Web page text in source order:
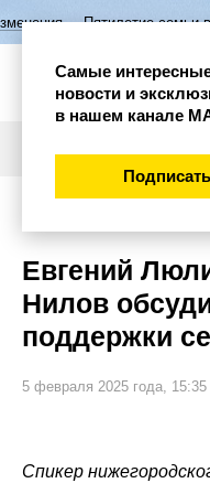
семьи в Нижегородской
Евгений
Нилов
поддержки
5 февраля 2025 года, 15:35
Спикер
Самые
новости и
в нашем канале